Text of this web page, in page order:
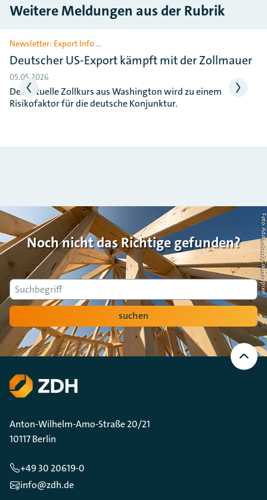
Weitere Meldungen aus der Rubrik
Slider überspringen
Newsletter: Export Info …
Deutscher US-Export kämpft mit der Zollmauer
05.05.2026
Der aktuelle Zollkurs aus Washington wird zu einem
Risikofaktor für die deutsche Konjunktur.
Noch nicht das Richtige gefunden?
Suche
suchen
Foto: AdobeStock/Countrypixel
Nach
oben
Scrollen
Anton-Wilhelm-Amo-Straße 20/21
10117 Berlin
+49 30 20619-0
info@zdh.de